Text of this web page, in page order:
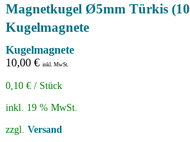
Magnetkugel Ø5mm Türkis
Kugelmagnete
Kugelmagnete
10,00 € inkl. MwSt.
0,10 € / Stück
inkl. 19 % MwSt.
zzgl. Versand